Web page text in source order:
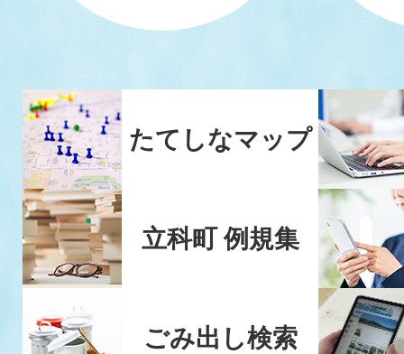
たてしなマップ
立科町 例規集
ごみ出し検索